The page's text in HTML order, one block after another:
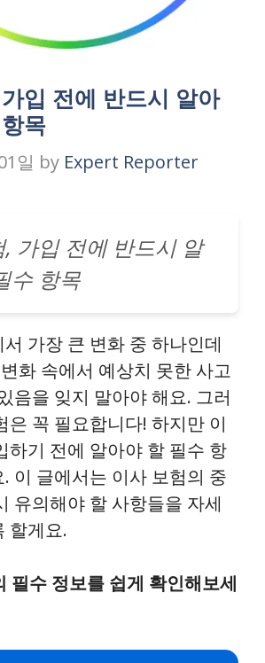
입 전에 반드시 알아
목
일 by Expert Reporter
, 가입 전에 반드시 알
수 항목
가장 큰 변화 중 하나인데
화 속에서 예상치 못한 사고
음을 잊지 말아야 해요. 그러
은 꼭 필요합니다! 하지만 이
하기 전에 알아야 할 필수 항
이 글에서는 이사 보험의 중
유의해야 할 사항들을 자세
할게요.
필수 정보를 쉽게 확인해보세